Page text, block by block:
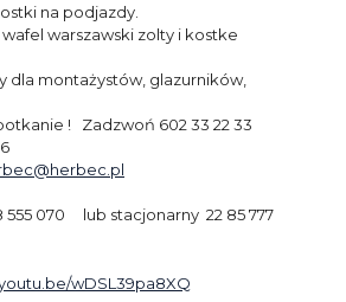
na podjazdy.
warszawski zolty i kostke
dla montażystów, glazurników,
! Zadzwoń 602 33 22 33
555 070 lub stacjonarny 22 85 777
wDSL39pa8XQ